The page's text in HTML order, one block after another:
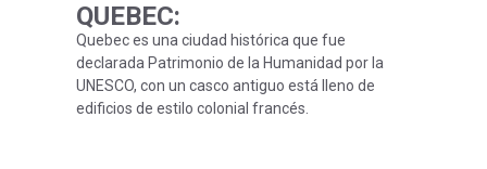
QUEBEC:
Quebec es una ciudad histórica que fue
declarada Patrimonio de la Humanidad por la
UNESCO, con un casco antiguo está lleno de
edificios de estilo colonial francés.